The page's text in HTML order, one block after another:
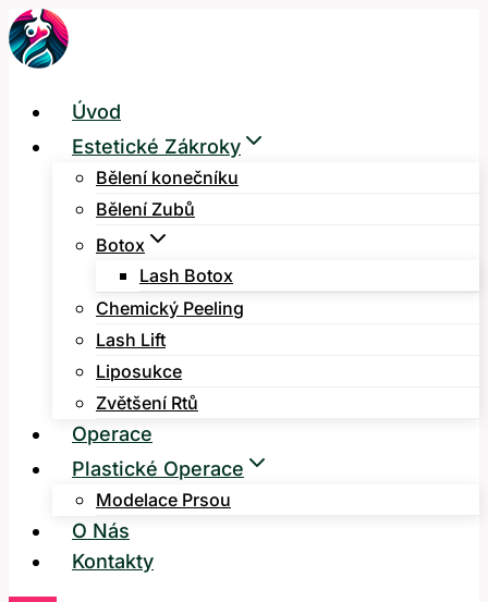
Přeskočit
na
Úvod
Estetické Zákroky
Bělení konečníku
Bělení Zubů
Botox
Lash Botox
Chemický Peeling
Lash Lift
Liposukce
Zvětšení Rtů
Operace
Plastické Operace
Modelace Prsou
O Nás
Kontakty